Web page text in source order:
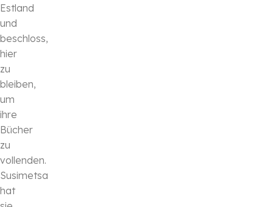
Estland
und
beschloss,
hier
zu
bleiben,
um
ihre
Bücher
zu
vollenden.
Susimetsa
hat